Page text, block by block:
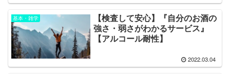
基本・雑学
【検査して安心】『自分のお酒の
強さ・弱さがわかるサービス』
【アルコール耐性】
2022.03.04